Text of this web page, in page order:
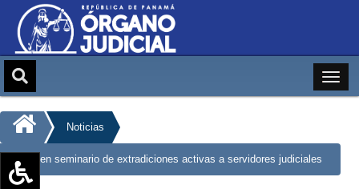
Noticias
Imparten seminario de extradiciones activas a servidores judiciales